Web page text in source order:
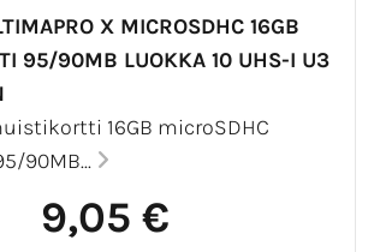
X MICROSDHC 16GB
95/90MB LUOKKA 10 UHS-I U3
16GB microSDHC
90MB...
9,05 €